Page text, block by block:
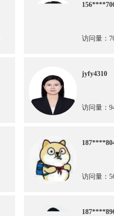
访问量：
jyfy4310
访问量：
访问量：